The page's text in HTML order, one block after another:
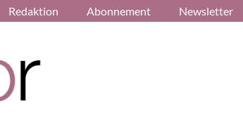
Redaktion Abonnement Newsletter